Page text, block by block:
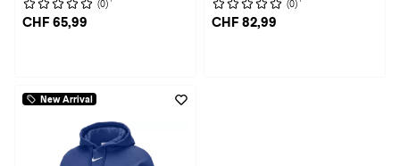
(0)
CHF 65,99
(0)
CHF 82,99
New Arrival